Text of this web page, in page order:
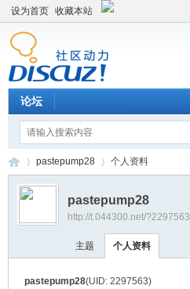
设为首页 收藏本站
论坛
›
pastepump28 个人资料
pastepump28
http://t.044300.net/?2297563
主题 个人资料
pastepump28(UID: 2297563)